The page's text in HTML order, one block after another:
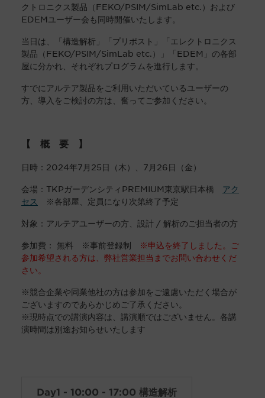
クトロニクス製品（FEKO/PSIM/SimLab etc.）
および
EDEM ユーザー会も同時開催いたします。
当日は、「構造解析」「プリポスト」「 エレクトロニクス
製品（FEKO/PSIM/SimLab etc.）
」「EDEM」の各部
屋に分かれ、それぞれプログラムを進行します。
すでにアルテア製品をご利用いただいているユーザーの
方、導入をご検討の方は、奮ってご参加ください。
【 概 要 】
日時：2024年7月25日（木）、7月26日（金）
会場：TKPガーデンシティPREMIUM東京駅日本橋 アク
セス
※各部屋、定員になり次第終了予定
対象：アルテアユーザーの方、設計 / 解析のご担当者の方
参加費： 無料 ※事前登録制
※申込を終了しました。ご
参加希望される方は、弊社営業担当までお問い合わせくだ
さい。
※競合企業や同業他社の方は参加をご遠慮いただく場合が
ございますのであらかじめご了承ください。
※現時点での講演内容は、講演順ではございません。各講
演時間は別途お知らせいたします
Day1 - 10:00 - 17:00 構造解析